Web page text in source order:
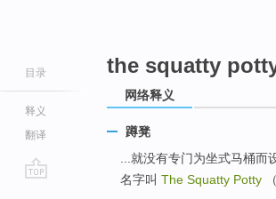
目录
释义
翻译
the squatty
网络释义
蹲凳
...就没有专门为坐式马桶
名字叫 The Squatty Potty （